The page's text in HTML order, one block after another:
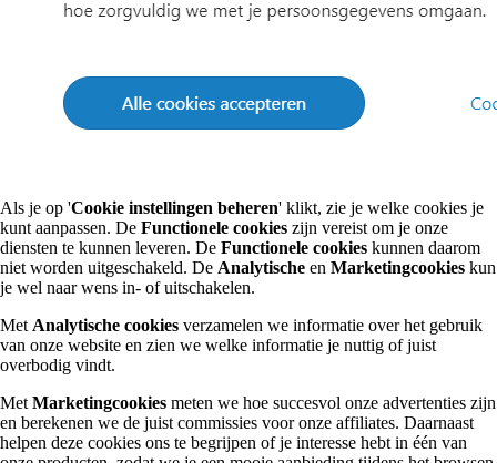
Als je op 'Cookie instellingen beheren' klikt, zie je welke cookies je
kunt aanpassen. De Functionele cookies zijn vereist om je onze
diensten te kunnen leveren. De Functionele cookies kunnen daarom
niet worden uitgeschakeld. De Analytische en Marketingcookies kun
je wel naar wens in- of uitschakelen.
Met Analytische cookies verzamelen we informatie over het gebruik
van onze website en zien we welke informatie je nuttig of juist
overbodig vindt.
Met Marketingcookies meten we hoe succesvol onze advertenties zijn
en berekenen we de juist commissies voor onze affiliates. Daarnaast
helpen deze cookies ons te begrijpen of je interesse hebt in één van